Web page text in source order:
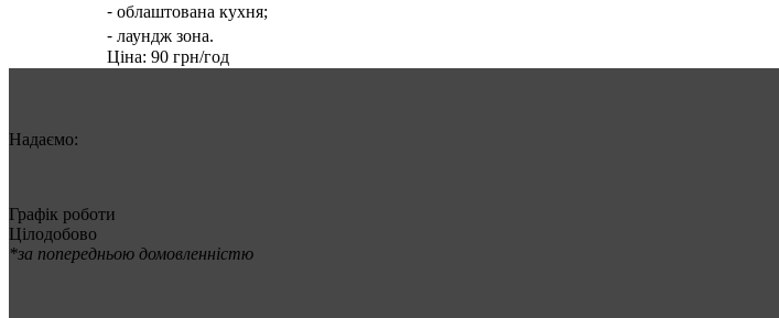
⁃ облаштована кухня;
⁃ лаундж зона.
Ціна: 90 грн/год
Надаємо:
Графік роботи
Цілодобово
*за попередньою домовленністю